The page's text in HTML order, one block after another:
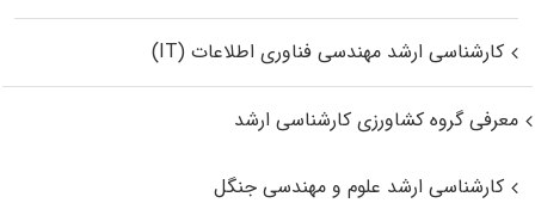
کارشناسی ارشد مهندسی فناوری اطلاعات (IT)
معرفی گروه کشاورزی کارشناسی ارشد
کارشناسی ارشد علوم و مهندسی جنگل